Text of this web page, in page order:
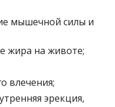
мышечной силы и
жира на животе;
влечения;
эрекция,